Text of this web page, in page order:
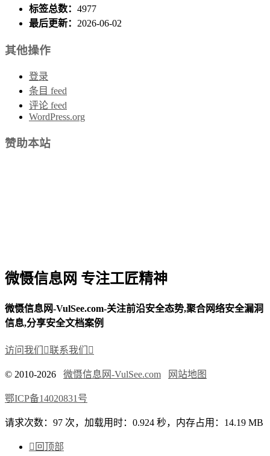
标签总数： 4977
最后更新： 2026-06-02
其他操作
登录
条目 feed
评论 feed
WordPress.org
赞助本站
微慑信息网 专注工匠精神
微慑信息网-VulSee.com-关注前沿安全态势,聚合网络安全漏洞
信息,分享安全文档案例
访问我们 联系我们 
© 2010-2026 微慑信息网-VulSee.com 网站地图
鄂ICP备14020831号
请求次数：97 次，加载用时：0.924 秒，内存占用：14.19 MB
 回顶部